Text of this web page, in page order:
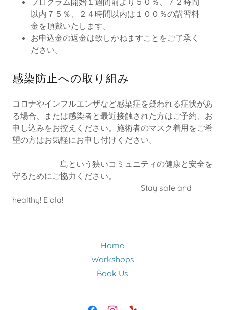
以内７５％、２４時間以内は１００％の講習料
金を頂戴いたします。
お申込金の返金は致しかねますことをご了承く
ださい。
感染防止への取り組み
コロナやインフルエンザなど感染症を疑われる症状があ
る場合、または感染者と最近接触された方はご予約、お
申し込みをお控えください。施術者のマスク着用をご希
望の方はお気軽にお申し付けください。
島という狭いコミュニティの健康と安全を
守るためにご協力ください。
Stay safe and
healthy! E ola!
Home
Workshops
Book Us